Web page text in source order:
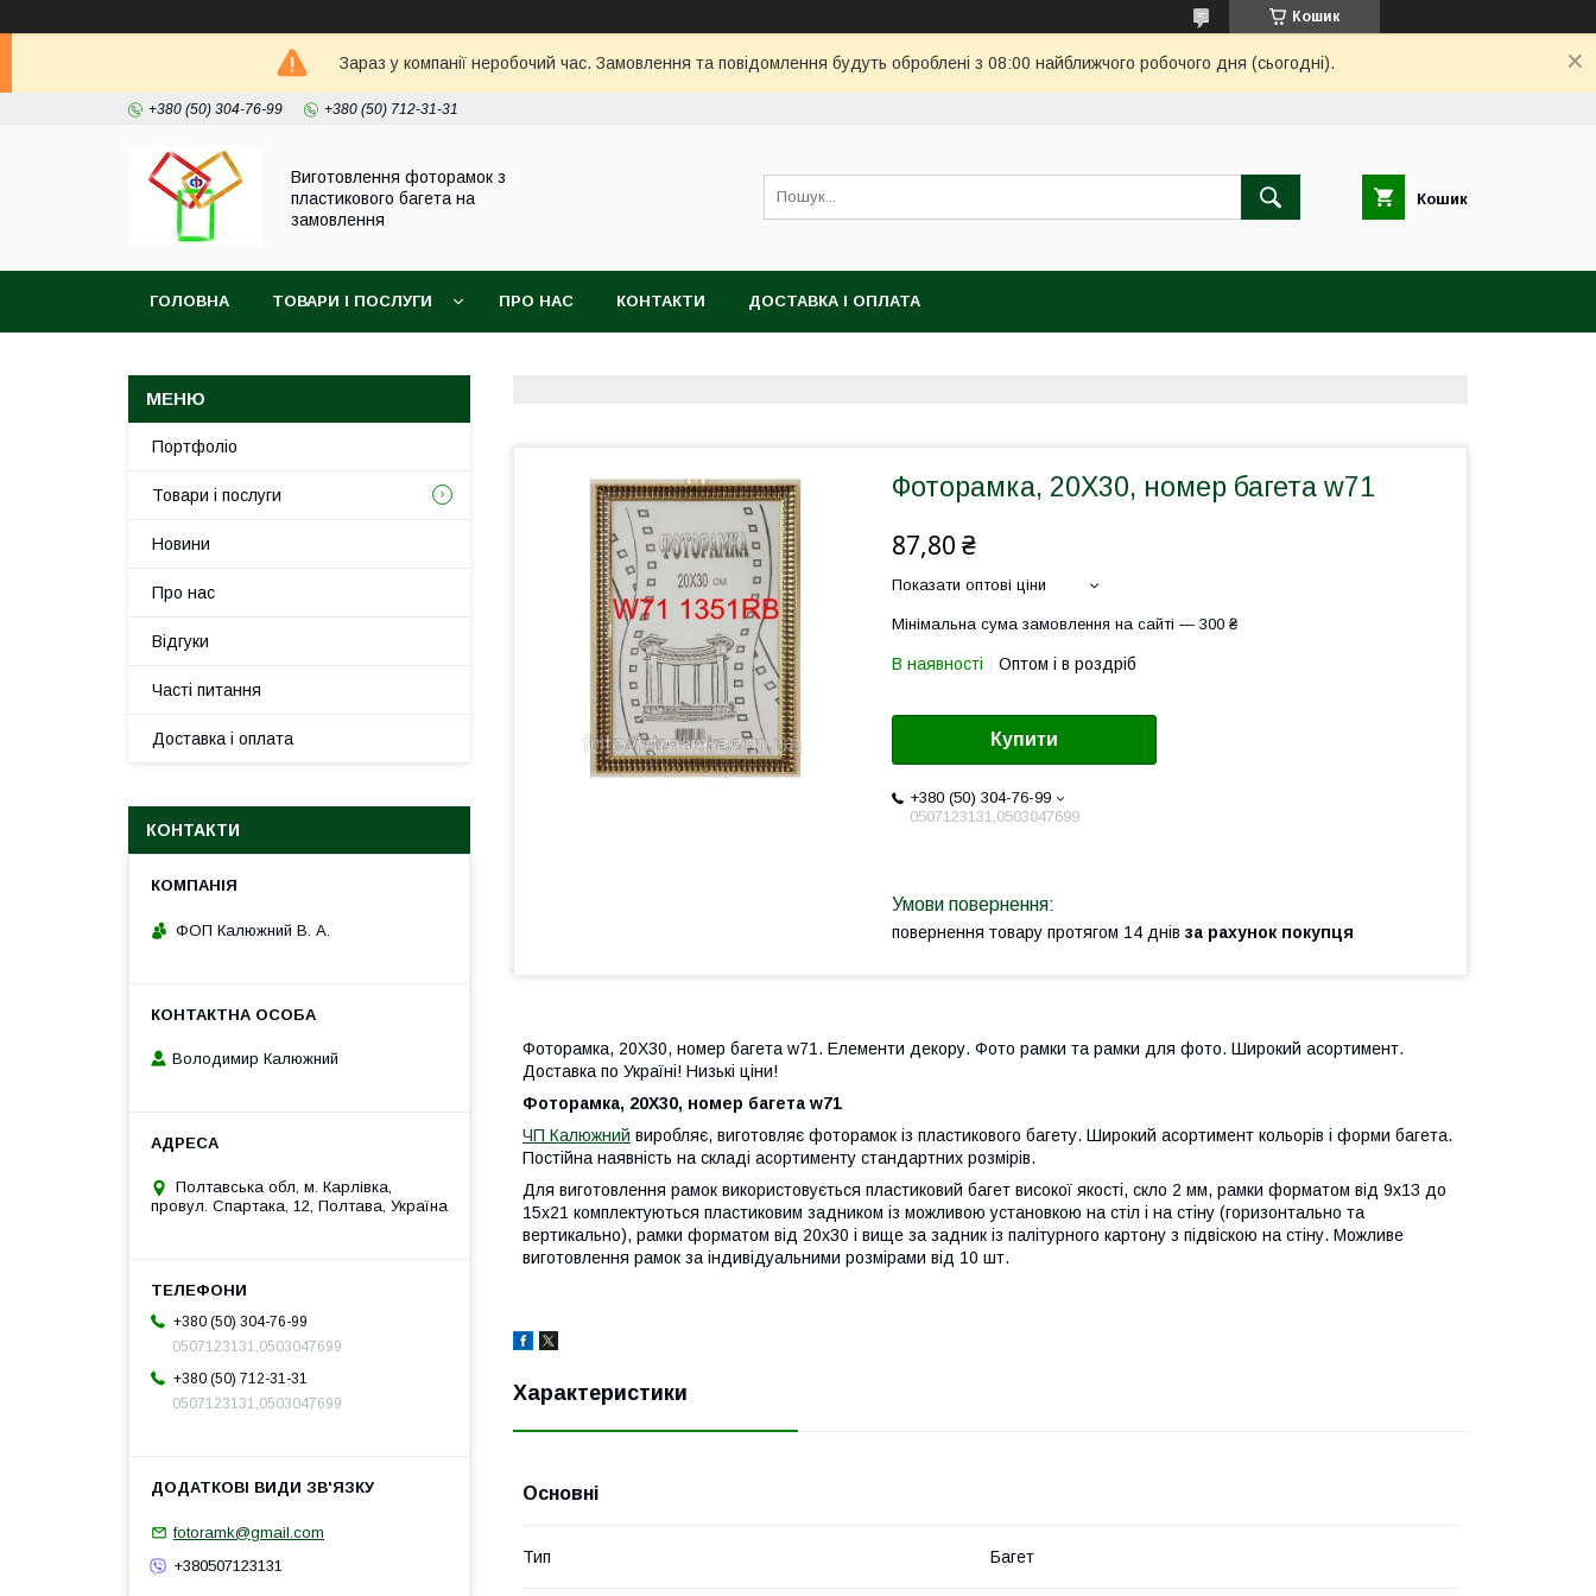
Кошик
Зараз у компанії неробочий час. Замовлення та повідомлення будуть оброблені з 08:00 найближчого робочого дня (сьогодні).
+380 (50) 304-76-99 +380 (50) 712-31-31
Виготовлення фоторамок з
пластикового багета на
замовлення
Кошик
ГОЛОВНА ТОВАРИ І ПОСЛУГИ ПРО НАС КОНТАКТИ ДОСТАВКА І ОПЛАТА
Фоторамка, 20Х30, номер багета w71
87,80 ₴
Показати оптові ціни
Мінімальна сума замовлення на сайті — 300 ₴
В наявності Оптом і в роздріб
Купити
+380 (50) 304-76-99
0507123131,0503047699
повернення товару протягом 14 днів за рахунок покупця
Фоторамка, 20Х30, номер багета w71. Елементи декору. Фото рамки та рамки для фото. Широкий асортимент.
Доставка по Україні! Низькі ціни!
Фоторамка, 20Х30, номер багета w71
ЧП Калюжний виробляє, виготовляє фоторамок із пластикового багету. Широкий асортимент кольорів і форми багета.
Постійна наявність на складі асортименту стандартних розмірів.
Для виготовлення рамок використовується пластиковий багет високої якості, скло 2 мм, рамки форматом від 9х13 до
15х21 комплектуються пластиковим задником із можливою установкою на стіл і на стіну (горизонтально та
вертикально), рамки форматом від 20х30 і вище за задник із палітурного картону з підвіскою на стіну. Можливе
виготовлення рамок за індивідуальними розмірами від 10 шт.
Характеристики
Основні
Тип Багет
Портфоліо
Товари і послуги
Новини
Про нас
Відгуки
Часті питання
Доставка і оплата
КОНТАКТИ
ФОП Калюжний В. А.
Володимир Калюжний
Полтавська обл, м. Карлівка,
провул. Спартака, 12, Полтава, Україна
+380 (50) 304-76-99
0507123131,0503047699
+380 (50) 712-31-31
0507123131,0503047699
fotoramk@gmail.com
+380507123131